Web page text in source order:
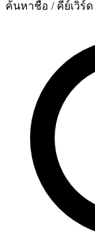
ค้นหาชื่อ / คีย์เวิร์ด